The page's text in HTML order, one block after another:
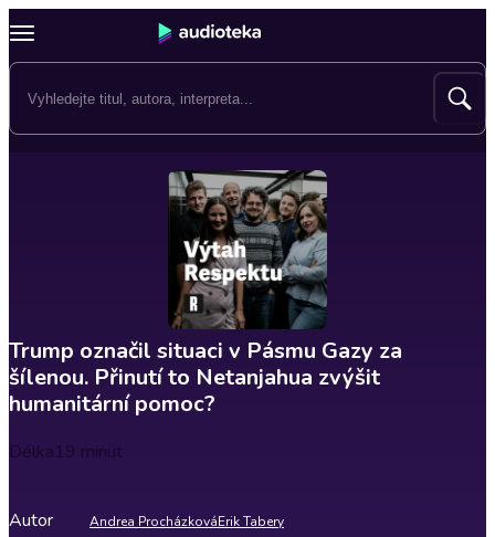
Trump označil situaci v Pásmu Gazy za
šílenou. Přinutí to Netanjahua zvýšit
humanitární pomoc?
Délka19 minut
Autor Andrea ProcházkováErik Tabery